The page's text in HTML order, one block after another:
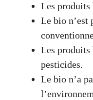
Les produits
Le bio n’est
Les produits
pesticides.
Le bio n’a